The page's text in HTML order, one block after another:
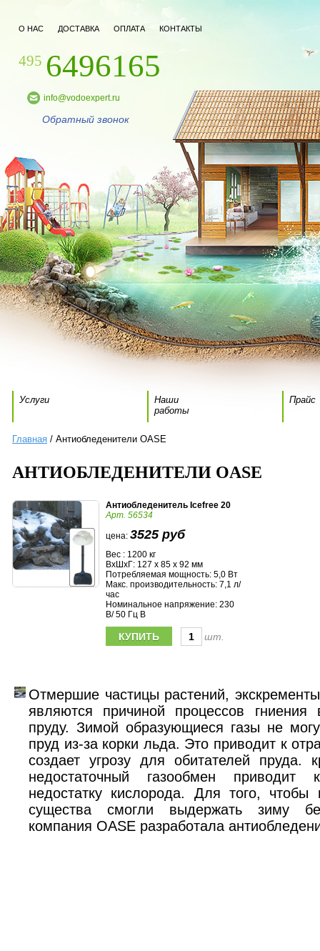
О НАС ДОСТАВКА ОПЛАТА КОНТАКТЫ
495 6496165
info@vodoexpert.ru
Обратный звонок
Услуги
Наши
работы
Прайс
Главная / Антиобледенители OASE
АНТИОБЛЕДЕНИТЕЛИ OASE
Антиобледенитель Icefree 20
Арт. 56534
цена: 3525 руб
Вес : 1200 кг
ВхШхГ: 127 x 85 x 92 мм
Потребляемая мощность: 5,0 Вт
Макс. производительность: 7,1 л/
час
Номинальное напряжение: 230
В/ 50 Гц В
шт.
Отмершие частицы растений,
являются причиной процессов гниения
пруду. Зимой образующиеся газы не
пруд из-за корки льда. Это приводит к
создает угрозу для обитателей пруда.
недостаточный газообмен приводит
недостатку кислорода. Для того,
существа смогли выдержать зиму
компания OASE разработала